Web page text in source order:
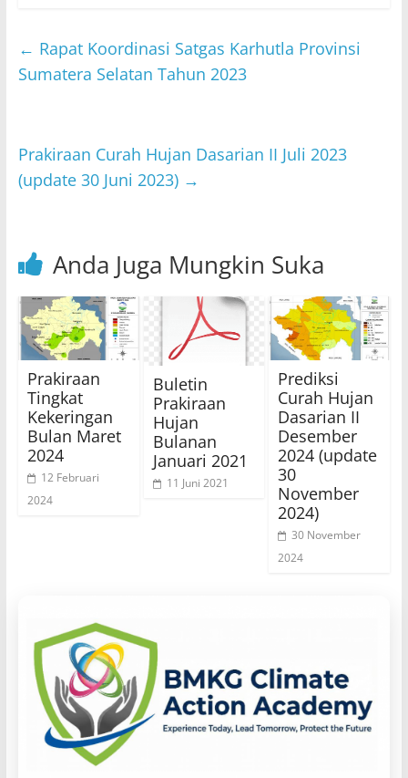
s
A
er e
b
k
l
← Rapat Koordinasi Satgas Karhutla Provinsi
Sumatera Selatan Tahun 2023
Prakiraan Curah Hujan Dasarian II Juli 2023
(update 30 Juni 2023) →
Anda Juga Mungkin Suka
Prakiraan
Tingkat
Kekeringan
Bulan Maret
2024
12 Februari
2024
Buletin
Prakiraan
Hujan
Bulanan
Januari 2021
11 Juni 2021
Prediksi
Curah Hujan
Dasarian II
Desember
2024 (update
30
November
2024)
30 November
2024